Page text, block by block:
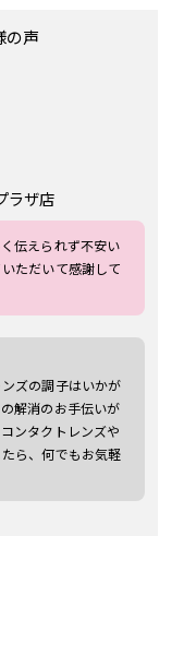
の声
ラザ店
伝えられず不安い
ただいて感謝して
ズの調子はいかが
解消のお手伝いが
ンタクトレンズや
ら、何でもお気軽